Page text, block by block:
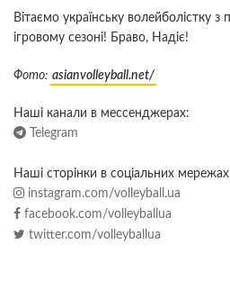
Вітаємо українську волейболістку
ігровому сезоні! Браво, Надіє!
Фото: asianvolleyball.net/
Наші канали в мессенджерах:
Telegram
Наші сторінки в соціальних
instagram.com/volleyball.ua
facebook.com/volleyballua
twitter.com/volleyballua